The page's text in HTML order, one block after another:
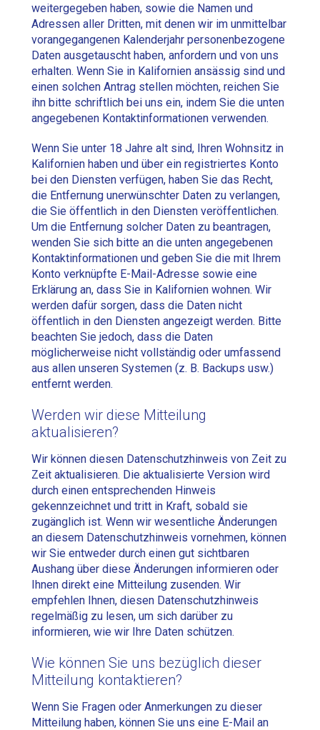
weitergegeben haben, sowie die Namen und
Adressen aller Dritten, mit denen wir im unmittelbar
vorangegangenen Kalenderjahr personenbezogene
Daten ausgetauscht haben, anfordern und von uns
erhalten. Wenn Sie in Kalifornien ansässig sind und
einen solchen Antrag stellen möchten, reichen Sie
ihn bitte schriftlich bei uns ein, indem Sie die unten
angegebenen Kontaktinformationen verwenden.
Wenn Sie unter 18 Jahre alt sind, Ihren Wohnsitz in
Kalifornien haben und über ein registriertes Konto
bei den Diensten verfügen, haben Sie das Recht,
die Entfernung unerwünschter Daten zu verlangen,
die Sie öffentlich in den Diensten veröffentlichen.
Um die Entfernung solcher Daten zu beantragen,
wenden Sie sich bitte an die unten angegebenen
Kontaktinformationen und geben Sie die mit Ihrem
Konto verknüpfte E-Mail-Adresse sowie eine
Erklärung an, dass Sie in Kalifornien wohnen. Wir
werden dafür sorgen, dass die Daten nicht
öffentlich in den Diensten angezeigt werden. Bitte
beachten Sie jedoch, dass die Daten
möglicherweise nicht vollständig oder umfassend
aus allen unseren Systemen (z. B. Backups usw.)
entfernt werden.
Werden wir diese Mitteilung
aktualisieren?
Wir können diesen Datenschutzhinweis von Zeit zu
Zeit aktualisieren. Die aktualisierte Version wird
durch einen entsprechenden Hinweis
gekennzeichnet und tritt in Kraft, sobald sie
zugänglich ist. Wenn wir wesentliche Änderungen
an diesem Datenschutzhinweis vornehmen, können
wir Sie entweder durch einen gut sichtbaren
Aushang über diese Änderungen informieren oder
Ihnen direkt eine Mitteilung zusenden. Wir
empfehlen Ihnen, diesen Datenschutzhinweis
regelmäßig zu lesen, um sich darüber zu
informieren, wie wir Ihre Daten schützen.
Wie können Sie uns bezüglich dieser
Mitteilung kontaktieren?
Wenn Sie Fragen oder Anmerkungen zu dieser
Mitteilung haben, können Sie uns eine E-Mail an